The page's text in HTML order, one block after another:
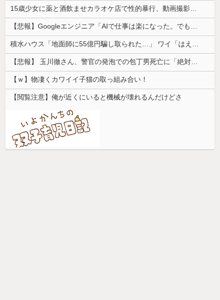
15歳少女に薬と酒飲ませカラオケ店で性的暴行、動画撮影 54歳無職を再逮捕 動画770本も見つかる
【悲報】Googleエンジニア「AIで仕事は楽になった。でも、つまらなくなった」
積水ハウス「地面師に55億円騙し取られた…」 ワイ「はえーかわいそう…会社滅茶苦茶やろなぁ」
【悲報】 玉川徹さん、警官の発泡での包丁男死亡に「絶対に死刑にならない罪なのに警察が死刑にした！」 → 元警官のマジレスがコチラ → ………
【ｗ】物凄くカワイイ子猫の取っ組み合い！
【閲覧注意】俺が近くにいると機械が壊れるんだけどさ